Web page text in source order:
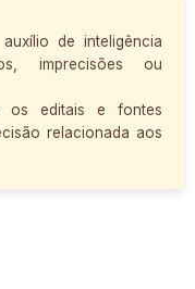
de inteligência
imprecisões ou
os editais e fontes
relacionada aos